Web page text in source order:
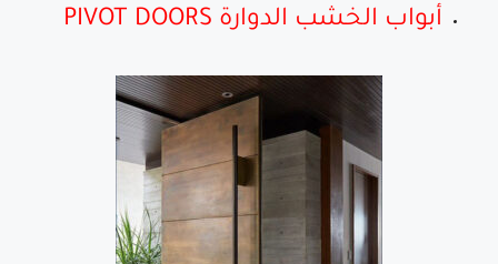
أبواب الخشب الدوارة PIVOT DOORS